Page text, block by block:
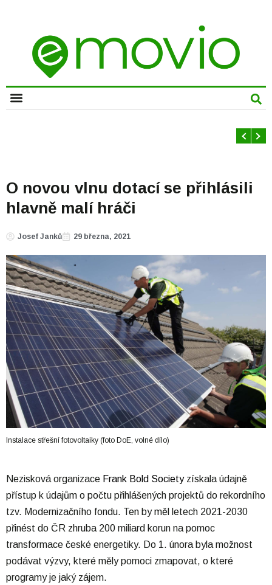
O novou vlnu dotací se přihlásili
hlavně malí hráči
Josef Janků 29 března, 2021
Instalace střešní fotovoltaiky (foto DoE, volné dílo)
Nezisková organizace Frank Bold Societyzískala údajně
přístup k údajům o počtu přihlášených projektů do rekordního
tzv. Modernizačního fondu. Ten by měl letech 2021-2030
přinést do ČR zhruba 200 miliard korun na pomoc
transformace české energetiky. Do 1. února byla možnost
podávat výzvy, které měly pomoci zmapovat, o které
programy je jaký zájem.